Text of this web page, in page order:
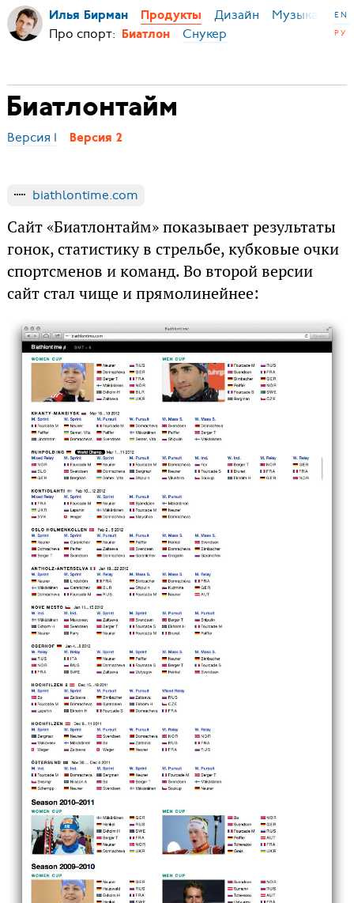
Илья Бирман Продукты Дизайн Музыка
EN
РУ
Про спорт: Биатлон Снукер
Биатлонтайм
Версия 1 Версия 2
biathlontime.com
Сайт «Биатлонтайм» показывает результаты
гонок, статистику в стрельбе, кубковые очки
спортсменов и команд. Во второй версии
сайт стал чище и прямолинейнее: